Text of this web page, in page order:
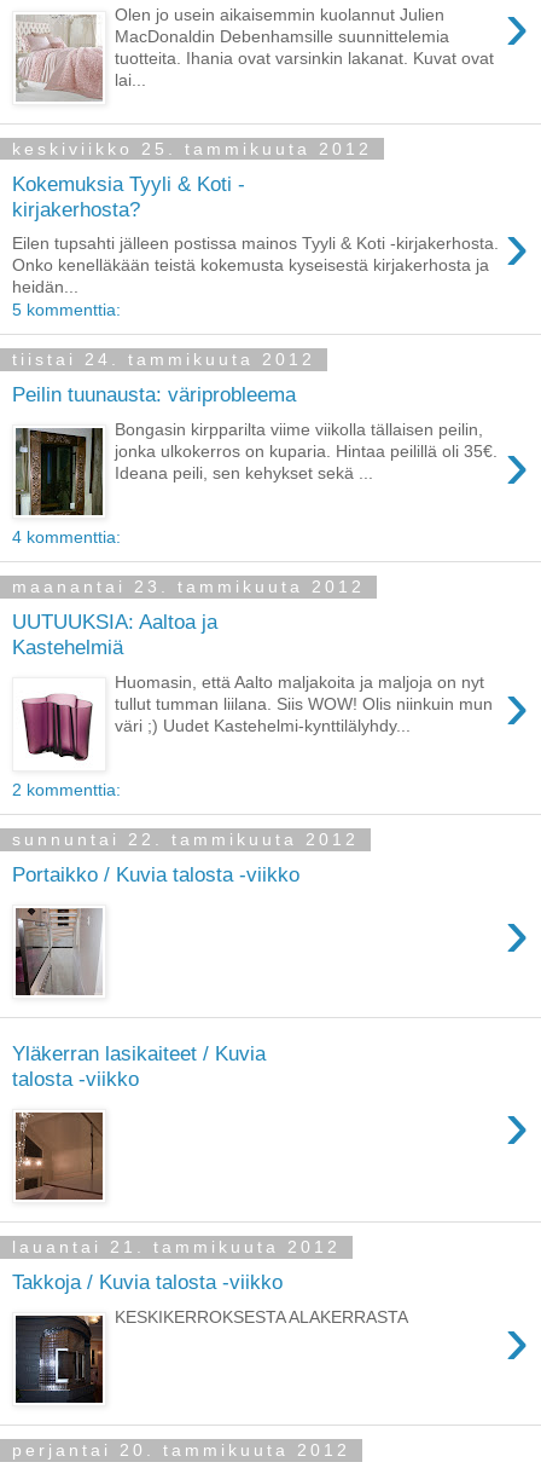
›
Olen jo usein aikaisemmin kuolannut Julien
MacDonaldin Debenhamsille suunnittelemia
tuotteita. Ihania ovat varsinkin lakanat. Kuvat ovat
lai...
keskiviikko 25. tammikuuta 2012
Kokemuksia Tyyli & Koti -
kirjakerhosta?
›
Eilen tupsahti jälleen postissa mainos Tyyli & Koti -kirjakerhosta.
Onko kenelläkään teistä kokemusta kyseisestä kirjakerhosta ja
heidän...
5 kommenttia:
tiistai 24. tammikuuta 2012
Peilin tuunausta: väriprobleema
›
Bongasin kirpparilta viime viikolla tällaisen peilin,
jonka ulkokerros on kuparia. Hintaa peilillä oli 35€.
Ideana peili, sen kehykset sekä ...
4 kommenttia:
maanantai 23. tammikuuta 2012
UUTUUKSIA: Aaltoa ja
Kastehelmiä
›
Huomasin, että Aalto maljakoita ja maljoja on nyt
tullut tumman liilana. Siis WOW! Olis niinkuin mun
väri ;) Uudet Kastehelmi-kynttilälyhdy...
2 kommenttia:
sunnuntai 22. tammikuuta 2012
Portaikko / Kuvia talosta -viikko
›
Yläkerran lasikaiteet / Kuvia
talosta -viikko
›
lauantai 21. tammikuuta 2012
Takkoja / Kuvia talosta -viikko
›
KESKIKERROKSESTA ALAKERRASTA
perjantai 20. tammikuuta 2012